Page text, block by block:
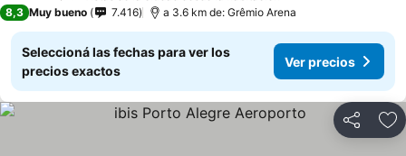
8,3 Muy bueno 7.416 a 3.6 km de: Grêmio Arena
Seleccioná las fechas para ver los
precios exactos
Ver precios
Compartir